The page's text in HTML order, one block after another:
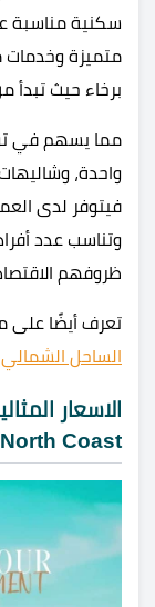
سكنية مناسبة
متميزة
برخاء حيث تبدأ
مما يسهم في
واحدة،
فيتوفر لدى
وتناسب عدد
ظروفهم
تعرف أيضًا على
الساحل الشمالي
North Coast